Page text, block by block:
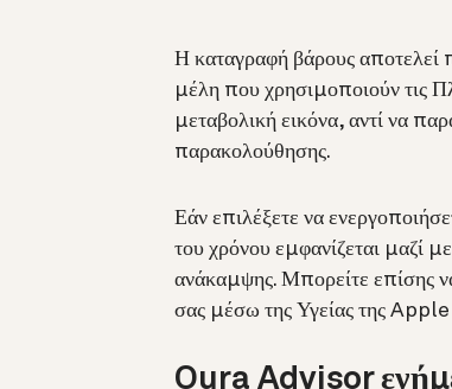
Η καταγραφή βάρους αποτελεί
μέλη που χρησιμοποιούν τις
μεταβολική εικόνα, αντί να
παρακολούθησης.
Εάν επιλέξετε να
του χρόνου εμφανίζεται μαζί
ανάκαμψης. Μπορείτε επίσης
σας μέσω της Υγείας της
Oura Advisor